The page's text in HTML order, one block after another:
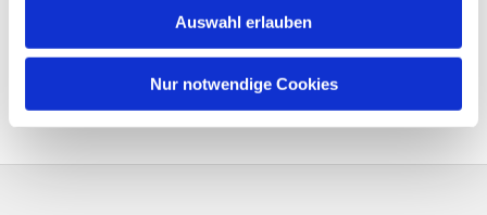
Auswahl erlauben
Nur notwendige Cookies